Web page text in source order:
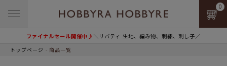
ファイナルセール開催中♪＼リバティ 生地、編み物、刺繍、刺し子／
0
トップページ 商品一覧